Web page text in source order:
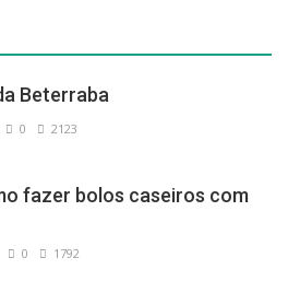
Beterraba
0 2123
fazer bolos caseiros com
0 1792